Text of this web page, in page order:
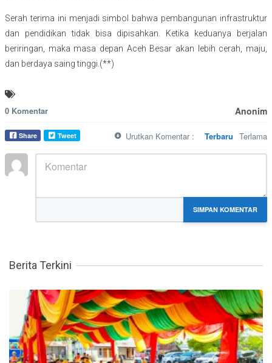
Serah terima ini menjadi simbol bahwa pembangunan infrastruktur
dan pendidikan tidak bisa dipisahkan. Ketika keduanya berjalan
beriringan, maka masa depan Aceh Besar akan lebih cerah, maju,
dan berdaya saing tinggi.(**)
0 Komentar Anonim
Share Tweet Urutkan Komentar : Terbaru Terlama
SIMPAN KOMENTAR
Berita Terkini